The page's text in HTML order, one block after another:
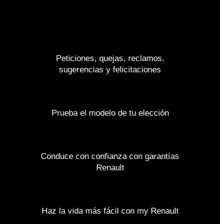
Peticiones, quejas, reclamos,
sugerencias y felicitaciones
Prueba el modelo de tu elección
Conduce con confianza con garantías
Renault
Haz la vida más fácil con my Renault